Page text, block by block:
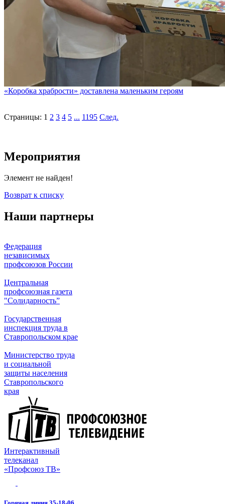
«Коробка храбрости» доставлена маленьким героям
Страницы: 1 2 3 4 5 ... 1195 След.
Мероприятия
Элемент не найден!
Возврат к списку
Наши партнеры
Федерация
независимых
профсоюзов России
Центральная
профсоюзная газета
"Солидарность”
Государственная
инспекция труда в
Ставропольском крае
Министерство труда
и социальной
защиты населения
Ставропольского
края
Интерактивный
телеканал
«Профсоюз ТВ»